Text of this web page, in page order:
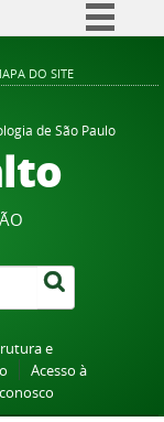
BR
informação
DO SITE
de São Paulo
e
Acesso à